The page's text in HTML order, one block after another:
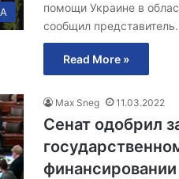
помощи Украине в
сообщил
Read More »
Max Sneg 11.03.2022
Сенат одобрил